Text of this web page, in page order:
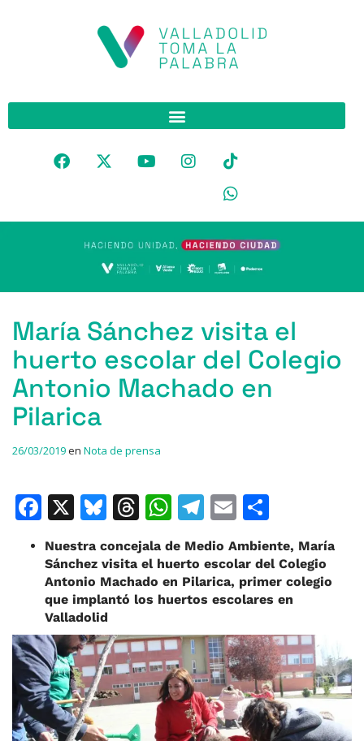
María Sánchez visita el
huerto escolar del Colegio
Antonio Machado en
Pilarica
26/03/2019en Nota de prensa
F
a
c
e
b
o
o
k
X
Bl
e
s
k
y
T
h
re
a
d
s
W
h
at
s
A
p
p
T
el
e
gr
a
m
E
m
ai
l
o
m
p
ar
ti
r
Nuestra concejala de Medio Ambiente, María
Sánchez visita el huerto escolar del Colegio
Antonio Machado en Pilarica, primer colegio
que implantó los huertos escolares en
Valladolid